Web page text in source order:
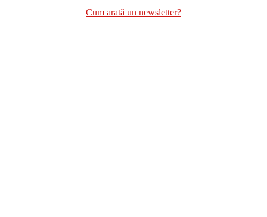
Cum arată un newsletter?